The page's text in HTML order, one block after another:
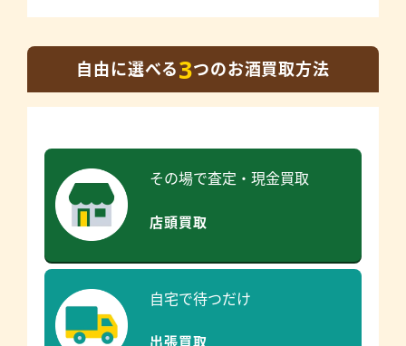
自由に選べる3つのお酒買取方法
その場で査定・現金買取
店頭買取
自宅で待つだけ
出張買取